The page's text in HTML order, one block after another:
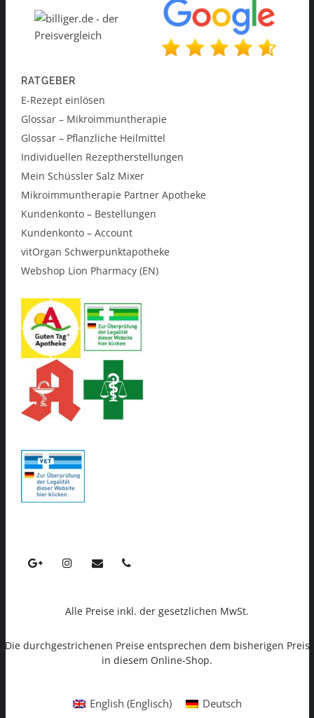
RATGEBER
E-Rezept einlösen
Glossar – Mikroimmuntherapie
Glossar – Pflanzliche Heilmittel
Individuellen Rezeptherstellungen
Mein Schüssler Salz Mixer
Mikroimmuntherapie Partner Apotheke
Kundenkonto – Bestellungen
Kundenkonto – Account
vitOrgan Schwerpunktapotheke
Webshop Lion Pharmacy (EN)
Alle Preise inkl. der gesetzlichen MwSt.
Die durchgestrichenen Preise entsprechen dem bisherigen Preis
in diesem Online-Shop.
English (Englisch) Deutsch